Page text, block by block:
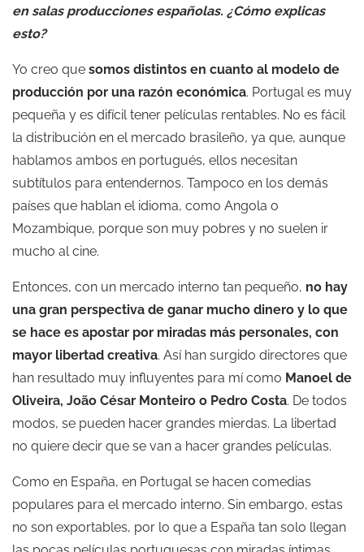
en salas producciones españolas. ¿Cómo explicas
esto?
Yo creo que somos distintos en cuanto al modelo de
producción por una razón económica. Portugal es muy
pequeña y es difícil tener películas rentables. No es fácil
la distribución en el mercado brasileño, ya que, aunque
hablamos ambos en portugués, ellos necesitan
subtítulos para entendernos. Tampoco en los demás
países que hablan el idioma, como Angola o
Mozambique, porque son muy pobres y no suelen ir
mucho al cine.
Entonces, con un mercado interno tan pequeño, no hay
una gran perspectiva de ganar mucho dinero y lo que
se hace es apostar por miradas más personales, con
mayor libertad creativa. Así han surgido directores que
han resultado muy influyentes para mí como Manoel de
Oliveira, João César Monteiro o Pedro Costa. De todos
modos, se pueden hacer grandes mierdas. La libertad
no quiere decir que se van a hacer grandes películas.
Como en España, en Portugal se hacen comedias
populares para el mercado interno. Sin embargo, estas
no son exportables, por lo que a España tan solo llegan